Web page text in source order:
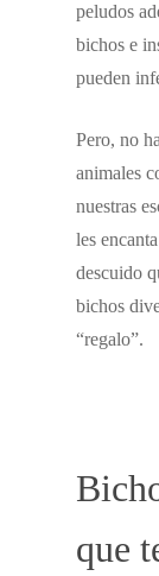
peludos
bichos e
pueden
Pero, no
animales
nuestras
les
descuido
bichos
“regalo”.
que